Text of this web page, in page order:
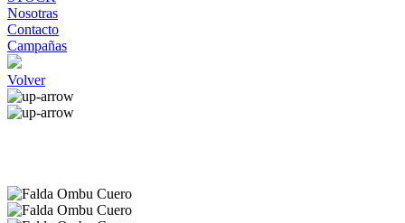
Nosotras
Contacto
Campañas
Volver